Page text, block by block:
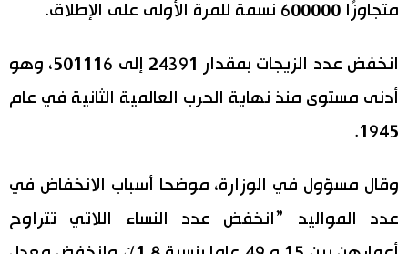
اقتصاد
مجتمع
طوكيو
المطبخ الياباني
متجاوزًا 600000 نسمة للمرة الأولى على الإطلاق.
انخفض عدد الزيجات بمقدار 24391 إلى 501116، وهو
أدنى مستوى منذ نهاية الحرب العالمية الثانية في عام
1945.
وقال مسؤول في الوزارة، موضحا أسباب الانخفاض في
عدد المواليد ”انخفض عدد النساء اللاتي تتراوح